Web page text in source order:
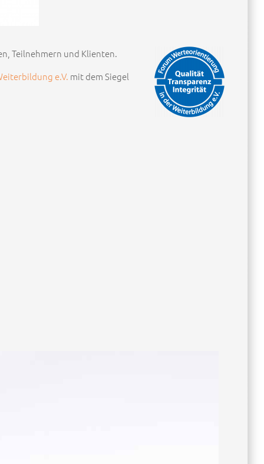
Teilnehmern und Klienten.
e.V. mit dem Siegel